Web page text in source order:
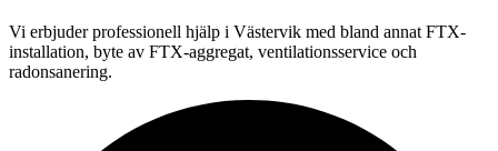
Vi erbjuder professionell hjälp i Västervik med bland annat FTX-
installation, byte av FTX-aggregat, ventilationsservice och
radonsanering.